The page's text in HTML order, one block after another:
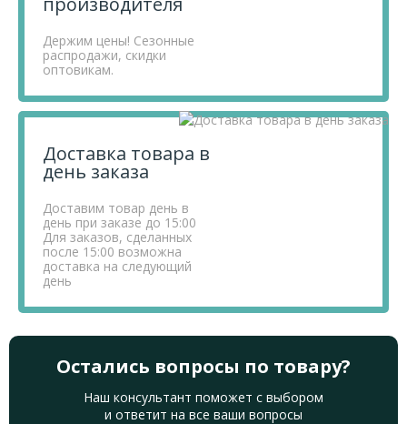
Держим цены! Сезонные
распродажи, скидки
оптовикам.
Доставка товара в
день заказа
Доставим товар день в
день при заказе до 15:00
Для заказов, сделанных
после 15:00 возможна
доставка на следующий
день
Остались вопросы по товару?
Наш консультант поможет с выбором
и ответит на все ваши вопросы